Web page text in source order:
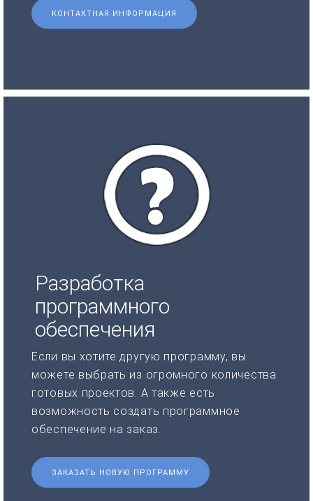
КОНТАКТНАЯ ИНФОРМАЦИЯ
Разработка
программного
обеспечения
Если вы хотите другую программу, вы
можете выбрать из огромного количества
готовых проектов. А также есть
возможность создать программное
обеспечение на заказ.
ЗАКАЗАТЬ НОВУЮ ПРОГРАММУ